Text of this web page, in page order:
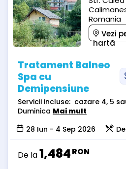
Romania
Vezi
hartă
Tratament Balneo
Spa cu
Demipensiune
Servicii incluse: cazare 4, 5
Duminica Mai mult
28 Iun - 4 Sep 2026
De la1,484RON